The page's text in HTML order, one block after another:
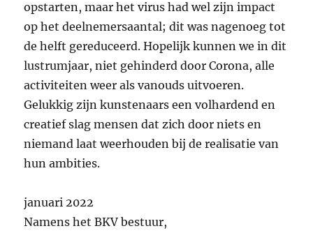
opstarten, maar het virus had wel zijn impact
op het deelnemersaantal; dit was nagenoeg tot
de helft gereduceerd. Hopelijk kunnen we in dit
lustrumjaar, niet gehinderd door Corona, alle
activiteiten weer als vanouds uitvoeren.
Gelukkig zijn kunstenaars een volhardend en
creatief slag mensen dat zich door niets en
niemand laat weerhouden bij de realisatie van
hun ambities.
januari 2022
Namens het BKV bestuur,